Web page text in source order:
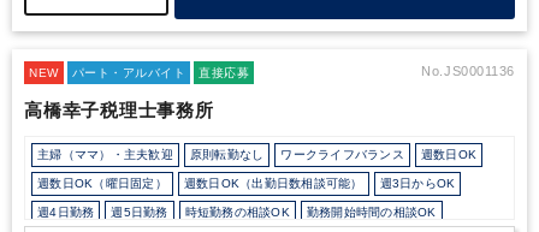
NEW パート・アルバイト 直接応募 No.JS0001136
高橋幸子税理士事務所
主婦（ママ）・主夫歓迎 原則転勤なし ワークライフバランス 週数日OK
週数日OK（曜日固定） 週数日OK（出勤日数相談可能） 週3日からOK
週4日勤務 週5日勤務 時短勤務の相談OK 勤務開始時間の相談OK